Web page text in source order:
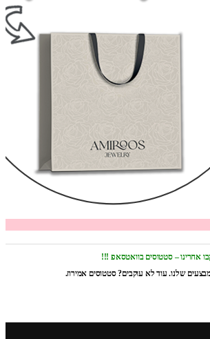
אחרינו – סטטוסים בוואטסאפ !!!
שלנו. עוד לא עוקבים? סטטוסים אמירוז.